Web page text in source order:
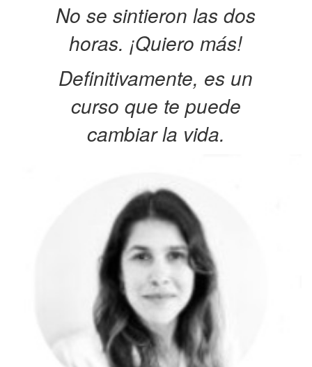
No se sintieron las dos
horas. ¡Quiero más!
Definitivamente, es un
curso que te puede
cambiar la vida.